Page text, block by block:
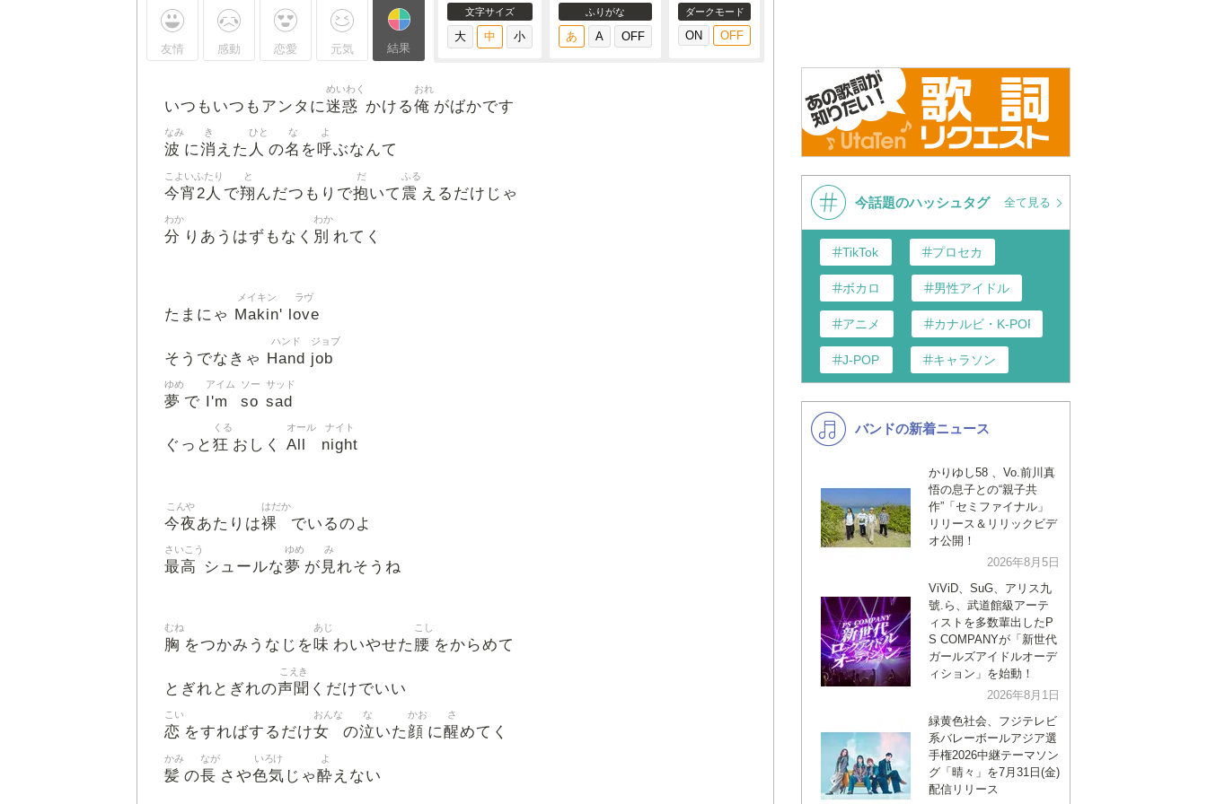
友情 感動 恋愛 元気 結果
文字サイズ ふりがな ダークモード
いつもいつもアンタに迷惑
めいわく
かける俺
おれ
がばかです
波
なみ
に消
き
えた 人
ひと
の名
な
を呼
よ
ぶなんて
今宵2人
こよいふたり
で翔
と
んだつもりで抱
だ
いて 震
ふる
えるだけじゃ
分
わか
りあうはずもなく 別
わか
れてく
たまにゃ Makin
メイキン
' love
ラヴ
そうでなきゃ Hand
ハンド
job
ジョブ
夢
ゆめ
で I'm
アイム
so
ソー
sad
サッド
ぐっと 狂
くる
おしく All
オール
night
ナイト
今夜
こんや
あたりは裸
はだか
でいるのよ
最高
さいこう
シュールな夢
ゆめ
が 見
み
れそうね
胸
むね
をつかみうなじを味
あじ
わいやせた 腰
こし
をからめて
とぎれとぎれの声聞
こえき
くだけでいい
恋
こい
をすればするだけ女
おんな
の泣
な
いた 顔
かお
に醒
さ
めてく
髪
かみ
の長
なが
さや色気
いろけ
じゃ酔
よ
えない
今話題のハッシュタグ 全て見る
TikTok プロセカ
ボカロ 男性アイドル
アニメ カナルビ・K-POP和訳
J-POP キャラソン
K-POP 演歌・歌謡
洋楽
VTuber ディズニー
バンドの新着ニュース
かりゆし58 、Vo.前川真
悟の息子との“親子共
作”「セミファイナル」
リリース＆リリックビデ
オ公開！
2026年8月5日
ViViD、SuG、アリス九
號.ら、武道館級アーテ
ィストを多数輩出したP
S COMPANYが「新世代
ガールズアイドルオーデ
ィション」を始動！
2026年8月1日
緑黄色社会、フジテレビ
系バレーボールアジア選
手権2026中継テーマソン
グ「晴々」を7月31日(金)
配信リリース